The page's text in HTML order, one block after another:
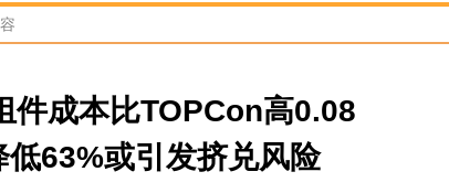
件成本比TOPCon高0.08
63%或引发挤兑风险